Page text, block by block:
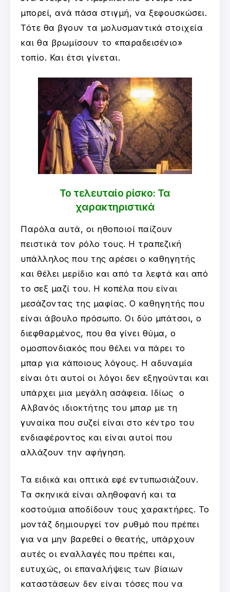
μπορεί, ανά πάσα στιγμή, να ξεφουσκώσει.
Τότε θα βγουν τα μολυσμαντικά στοιχεία
και θα βρωμίσουν το «παραδεισένιο»
τοπίο. Και έτσι γίνεται.
Το τελευταίο ρίσκο: Τα
χαρακτηριστικά
Παρόλα αυτά, οι ηθοποιοί παίζουν
πειστικά τον ρόλο τους. Η τραπεζική
υπάλληλος που της αρέσει ο καθηγητής
και θέλει μερίδιο και από τα λεφτά και από
το σεξ μαζί του. Η κοπέλα που είναι
μεσάζοντας της μαφίας. Ο καθηγητής που
είναι άβουλο πρόσωπο. Οι δύο μπάτσοι, ο
διεφθαρμένος, που θα γίνει θύμα, ο
ομοσπονδιακός που θέλει να πάρει το
μπαρ για κάποιους λόγους. Η αδυναμία
είναι ότι αυτοί οι λόγοι δεν εξηγούνται και
υπάρχει μια μεγάλη ασάφεια. Ιδίως ο
Αλβανός ιδιοκτήτης του μπαρ με τη
γυναίκα που συζεί είναι στο κέντρο του
ενδιαφέροντος και είναι αυτοί που
αλλάζουν την αφήγηση.
Τα ειδικά και οπτικά εφέ εντυπωσιάζουν.
Τα σκηνικά είναι αληθοφανή και τα
κοστούμια αποδίδουν τους χαρακτήρες. Το
μοντάζ δημιουργεί τον ρυθμό που πρέπει
για να μην βαρεθεί ο θεατής, υπάρχουν
αυτές οι εναλλαγές που πρέπει και,
ευτυχώς, οι επαναλήψεις των βίαιων
καταστάσεων δεν είναι τόσες που να